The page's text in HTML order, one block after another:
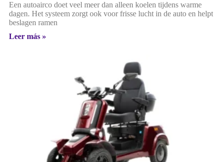
Een autoairco doet veel meer dan alleen koelen tijdens warme
dagen. Het systeem zorgt ook voor frisse lucht in de auto en helpt
beslagen ramen
Leer más »